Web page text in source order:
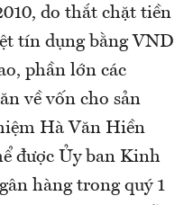
do thắt chặt tiền
tín dụng bằng VND
phần lớn các
về vốn cho sản
Hà Văn Hiền
được Ủy ban Kinh
hàng trong quý 1